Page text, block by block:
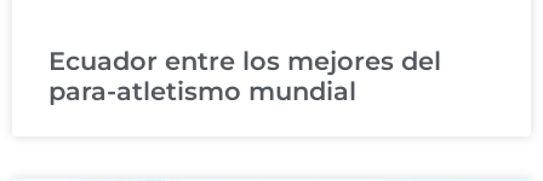
Ecuador entre los mejores del
para-atletismo mundial